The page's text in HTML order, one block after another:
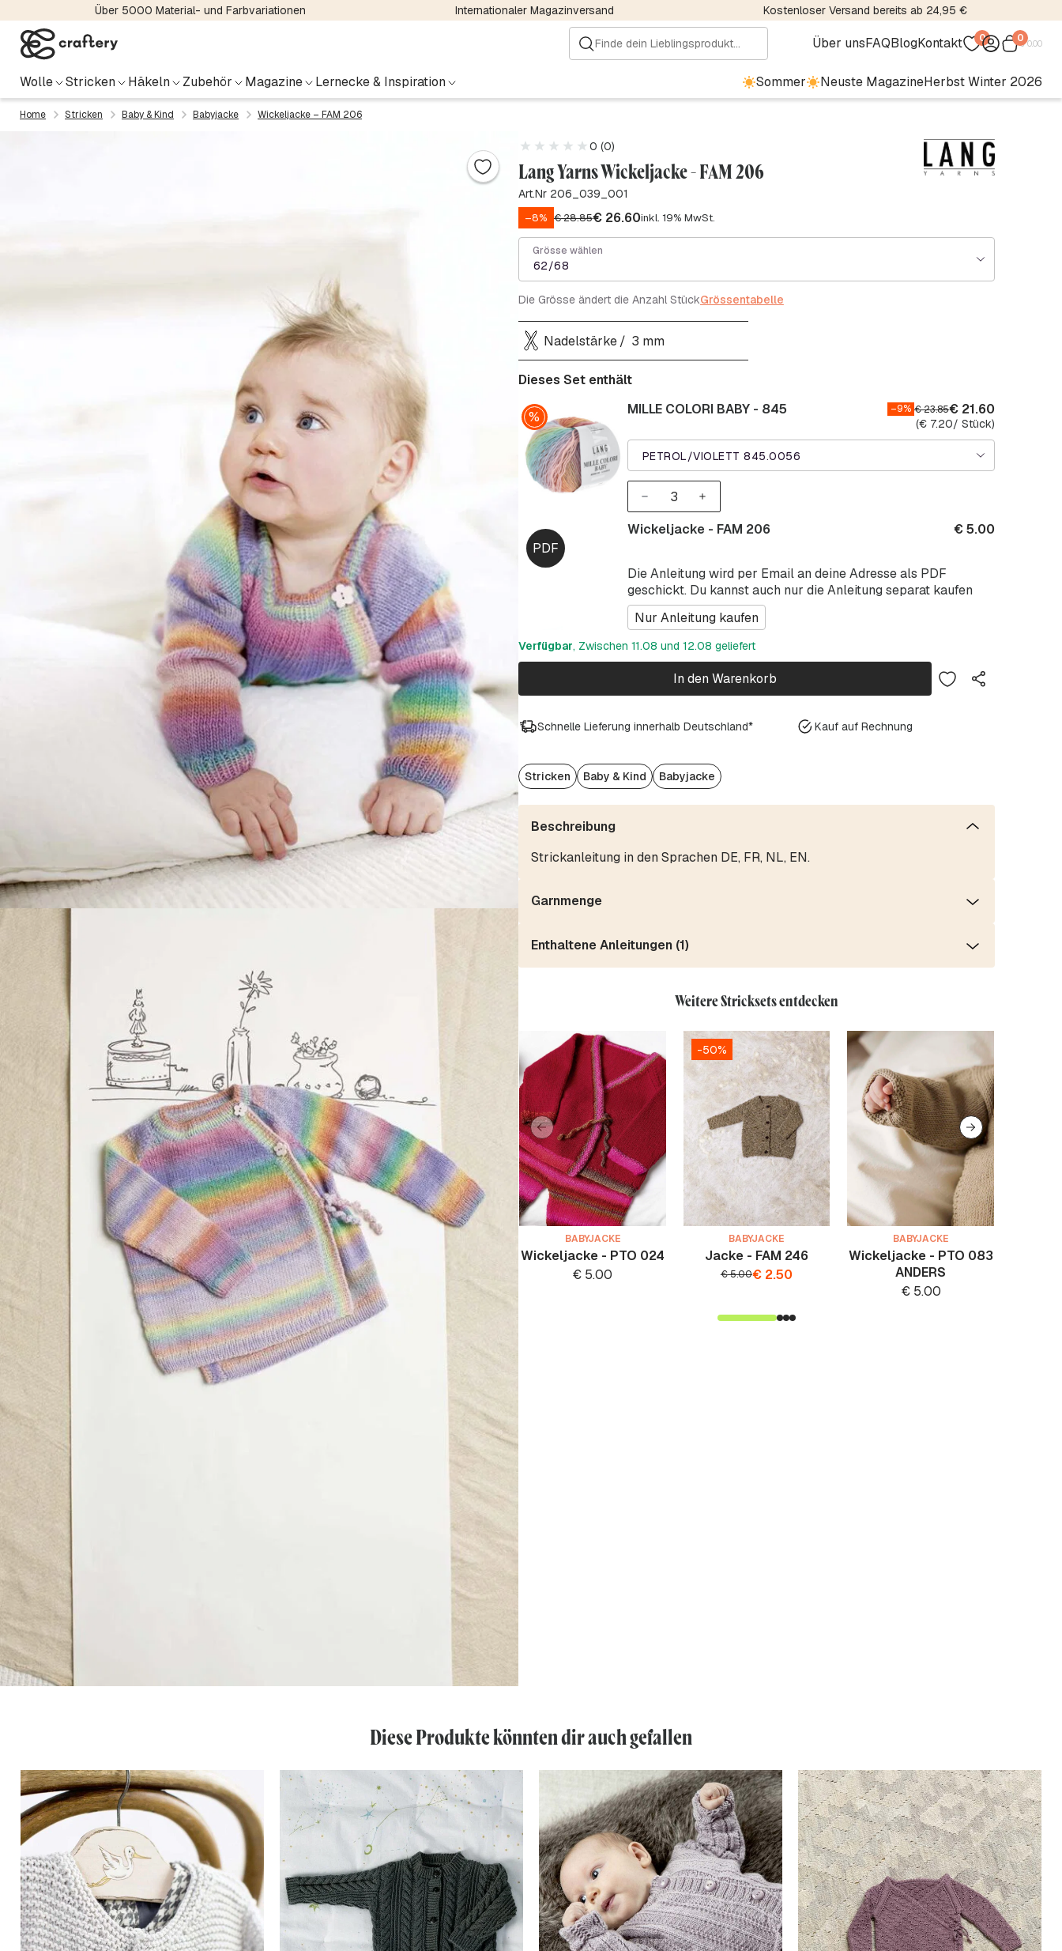
Über 5000 Material- und Farbvariationen Internationaler Magazinversand Kostenloser Versand bereits ab 24,95 €
Über unsFAQBlogKontakt 0 0€0.00
Wolle Stricken Häkeln Zubehör Magazine Lernecke & Inspiration Sommer Neuste MagazineHerbst Winter 2026
Home Stricken Baby & Kind Babyjacke Wickeljacke – FAM 206
0 (0)
Lang Yarns Wickeljacke - FAM 206
Art.Nr 206_039_001
–8% €28.85€26.60inkl. 19% MwSt.
Grösse wählen
62/68
Die Grösse ändert die Anzahl StückGrössentabelle
Nadelstärke 3 mm
Dieses Set enthält
PETROL/VIOLETT 845.0056
MILLE COLORI BABY - 845 –9% €23.85€21.60
(€7.20/ Stück)
Die Anleitung wird per Email an deine Adresse als PDF
geschickt. Du kannst auch nur die Anleitung separat kaufen
Nur Anleitung kaufen
Wickeljacke - FAM 206 €5.00
Verfügbar, Zwischen 11.08 und 12.08 geliefert
In den Warenkorb
Schnelle Lieferung innerhalb Deutschland* Kauf auf Rechnung
Stricken Baby & Kind Babyjacke
Beschreibung
Strickanleitung in den Sprachen DE, FR, NL, EN.
Garnmenge
Enthaltene Anleitungen (1)
Weitere Stricksets entdecken
BABYJACKE
Wickeljacke - PTO 024
€ 5.00
-50%
BABYJACKE
Jacke - FAM 246
€5.00€2.50
BABYJACKE
Wickeljacke - PTO 083
ANDERS
€5.00
Diese Produkte könnten dir auch gefallen